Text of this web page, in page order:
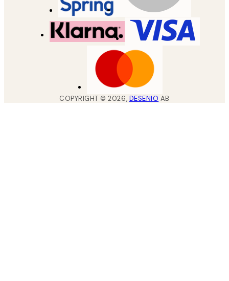
COPYRIGHT ©2026, DESENIO AB